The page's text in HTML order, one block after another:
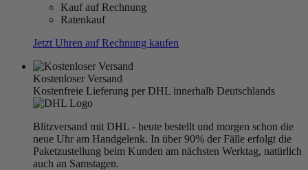
Kauf auf Rechnung
Ratenkauf
Jetzt Uhren auf Rechnung kaufen
Kostenloser Versand
Kostenfreie Lieferung per DHL innerhalb Deutschlands
Blitzversand mit DHL - heute bestellt und morgen schon die
neue Uhr am Handgelenk. In über 90% der Fälle erfolgt die
Paketzustellung beim Kunden am nächsten Werktag, natürlich
auch an Samstagen.